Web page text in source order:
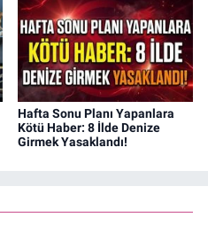
Hafta Sonu Planı Yapanlara
Kötü Haber: 8 İlde Denize
Girmek Yasaklandı!